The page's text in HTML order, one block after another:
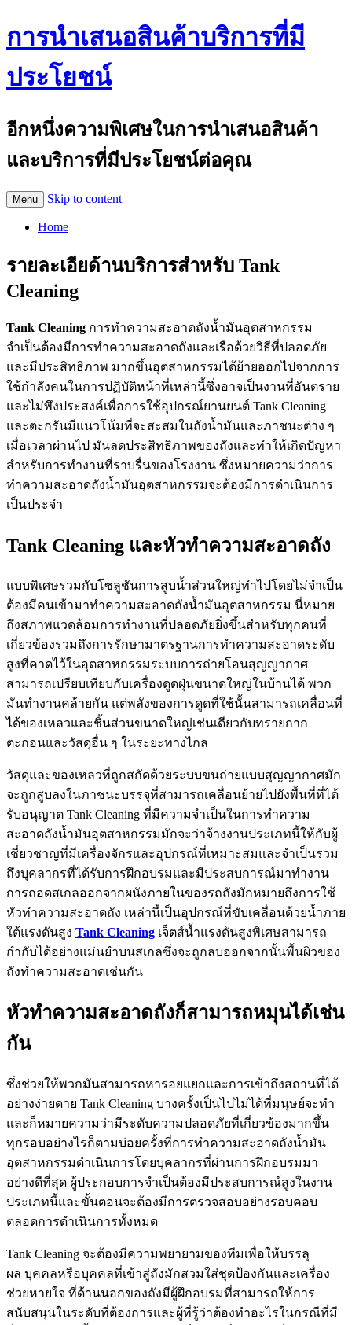
การนำเสนอสินค้าบริการที่มี
ประโยชน์
อีกหนึ่งความพิเศษในการนำเสนอสินค้า
และบริการที่มีประโยชน์ต่อคุณ
Menu Skip to content
Home
รายละเอียด้านบริการสำหรับ Tank
Cleaning
Tank Cleaning การทำความสะอาดถังน้ำมันอุตสาหกรรม
จำเป็นต้องมีการทำความสะอาดถังและเรือด้วยวิธีที่ปลอดภัย
และมีประสิทธิภาพ มากขึ้นอุตสาหกรรมได้ย้ายออกไปจากการ
ใช้กำลังคนในการปฏิบัติหน้าที่เหล่านี้ซึ่งอาจเป็นงานที่อันตราย
และไม่พึงประสงค์เพื่อการใช้อุปกรณ์ยานยนต์ Tank Cleaning
และตะกรันมีแนวโน้มที่จะสะสมในถังน้ำมันและภาชนะต่าง ๆ
เมื่อเวลาผ่านไป มันลดประสิทธิภาพของถังและทำให้เกิดปัญหา
สำหรับการทำงานที่ราบรื่นของโรงงาน ซึ่งหมายความว่าการ
ทำความสะอาดถังน้ำมันอุตสาหกรรมจะต้องมีการดำเนินการ
เป็นประจำ
Tank Cleaning และหัวทำความสะอาดถัง
แบบพิเศษรวมกับโซลูชันการสูบน้ำส่วนใหญ่ทำไปโดยไม่จำเป็น
ต้องมีคนเข้ามาทำความสะอาดถังน้ำมันอุตสาหกรรม นี่หมาย
ถึงสภาพแวดล้อมการทำงานที่ปลอดภัยยิ่งขึ้นสำหรับทุกคนที่
เกี่ยวข้องรวมถึงการรักษามาตรฐานการทำความสะอาดระดับ
สูงที่คาดไว้ในอุตสาหกรรมระบบการถ่ายโอนสุญญากาศ
สามารถเปรียบเทียบกับเครื่องดูดฝุ่นขนาดใหญ่ในบ้านได้ พวก
มันทำงานคล้ายกัน แต่พลังของการดูดที่ใช้นั้นสามารถเคลื่อนที่
ได้ของเหลวและชิ้นส่วนขนาดใหญ่เช่นเดียวกับทรายกาก
ตะกอนและวัสดุอื่น ๆ ในระยะทางไกล
วัสดุและของเหลวที่ถูกสกัดด้วยระบบขนถ่ายแบบสุญญากาศมัก
จะถูกสูบลงในภาชนะบรรจุที่สามารถเคลื่อนย้ายไปยังพื้นที่ที่ได้
รับอนุญาต Tank Cleaning ที่มีความจำเป็นในการทำความ
สะอาดถังน้ำมันอุตสาหกรรมมักจะว่าจ้างงานประเภทนี้ให้กับผู้
เชี่ยวชาญที่มีเครื่องจักรและอุปกรณ์ที่เหมาะสมและจำเป็นรวม
ถึงบุคลากรที่ได้รับการฝึกอบรมและมีประสบการณ์มาทำงาน
การถอดสเกลออกจากผนังภายในของรถถังมักหมายถึงการใช้
หัวทำความสะอาดถัง เหล่านี้เป็นอุปกรณ์ที่ขับเคลื่อนด้วยน้ำภาย
ใต้แรงดันสูง Tank Cleaning เจ็ตส์น้ำแรงดันสูงพิเศษสามารถ
กำกับได้อย่างแม่นยำบนสเกลซึ่งจะถูกลบออกจากนั้นพื้นผิวของ
ถังทำความสะอาดเช่นกัน
หัวทำความสะอาดถังก็สามารถหมุนได้เช่น
กัน
ซึ่งช่วยให้พวกมันสามารถหารอยแยกและการเข้าถึงสถานที่ได้
อย่างง่ายดาย Tank Cleaning บางครั้งเป็นไปไม่ได้ที่มนุษย์จะทำ
และก็หมายความว่ามีระดับความปลอดภัยที่เกี่ยวข้องมากขึ้น
ทุกรอบอย่างไรก็ตามบ่อยครั้งที่การทำความสะอาดถังน้ำมัน
อุตสาหกรรมดำเนินการโดยบุคลากรที่ผ่านการฝึกอบรมมา
อย่างดีที่สุด ผู้ประกอบการจำเป็นต้องมีประสบการณ์สูงในงาน
ประเภทนี้และขั้นตอนจะต้องมีการตรวจสอบอย่างรอบคอบ
ตลอดการดำเนินการทั้งหมด
Tank Cleaning จะต้องมีความพยายามของทีมเพื่อให้บรรลุ
ผล บุคคลหรือบุคคลที่เข้าสู่ถังมักสวมใส่ชุดป้องกันและเครื่อง
ช่วยหายใจ ที่ด้านนอกของถังมีผู้ฝึกอบรมที่สามารถให้การ
สนับสนุนในระดับที่ต้องการและผู้ที่รู้ว่าต้องทำอะไรในกรณีที่มี